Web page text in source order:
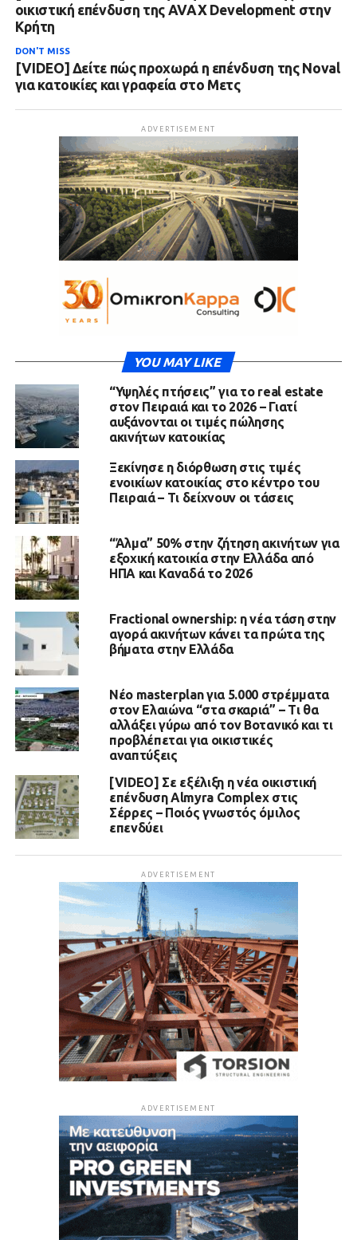
οικιστική επένδυση της AVAX Development στην
Κρήτη
DON'T MISS
[VIDEO] Δείτε πώς προχωρά η επένδυση της Noval
για κατοικίες και γραφεία στο Μετς
ADVERTISEMENT
YOU MAY LIKE
“Υψηλές πτήσεις” για το real estate
στον Πειραιά και το 2026 – Γιατί
αυξάνονται οι τιμές πώλησης
ακινήτων κατοικίας
Ξεκίνησε η διόρθωση στις τιμές
ενοικίων κατοικίας στο κέντρο του
Πειραιά – Τι δείχνουν οι τάσεις
“Άλμα” 50% στην ζήτηση ακινήτων για
εξοχική κατοικία στην Ελλάδα από
ΗΠΑ και Καναδά το 2026
Fractional ownership: η νέα τάση στην
αγορά ακινήτων κάνει τα πρώτα της
βήματα στην Ελλάδα
Νέο masterplan για 5.000 στρέμματα
στον Ελαιώνα “στα σκαριά” – Τι θα
αλλάξει γύρω από τον Βοτανικό και τι
προβλέπεται για οικιστικές
αναπτύξεις
[VIDEO] Σε εξέλιξη η νέα οικιστική
επένδυση Almyra Complex στις
Σέρρες – Ποιός γνωστός όμιλος
επενδύει
ADVERTISEMENT
ADVERTISEMENT